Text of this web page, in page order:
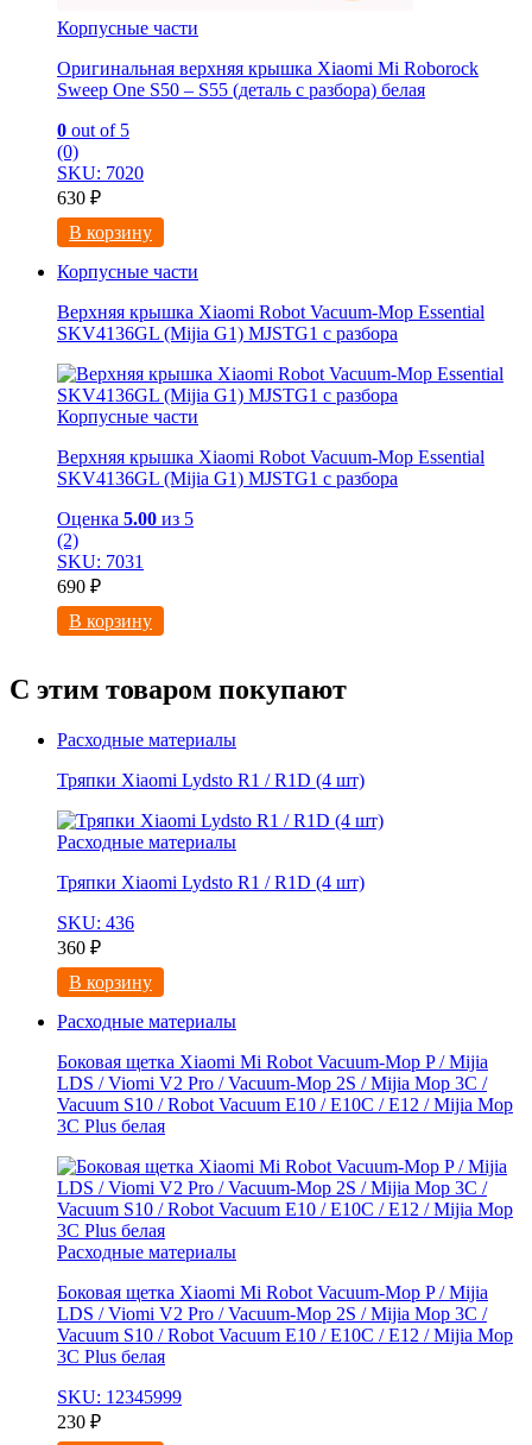
Корпусные части
Оригинальная верхняя крышка Xiaomi Mi Roborock
Sweep One S50 – S55 (деталь с разбора) белая
0 out of 5
(0)
SKU: 7020
630 ₽
В корзину
Корпусные части
Верхняя крышка Xiaomi Robot Vacuum-Mop Essential
SKV4136GL (Mijia G1) MJSTG1 с разбора
Корпусные части
Верхняя крышка Xiaomi Robot Vacuum-Mop Essential
SKV4136GL (Mijia G1) MJSTG1 с разбора
Оценка 5.00 из 5
(2)
SKU: 7031
690 ₽
В корзину
С этим товаром покупают
Расходные материалы
Тряпки Xiaomi Lydsto R1 / R1D (4 шт)
Расходные материалы
Тряпки Xiaomi Lydsto R1 / R1D (4 шт)
SKU: 436
360 ₽
В корзину
Расходные материалы
Боковая щетка Xiaomi Mi Robot Vacuum-Mop P / Mijia
LDS / Viomi V2 Pro / Vacuum-Mop 2S / Mijia Mop 3C /
Vacuum S10 / Robot Vacuum E10 / E10C / E12 / Mijia Mop
3С Рlus белая
Расходные материалы
Боковая щетка Xiaomi Mi Robot Vacuum-Mop P / Mijia
LDS / Viomi V2 Pro / Vacuum-Mop 2S / Mijia Mop 3C /
Vacuum S10 / Robot Vacuum E10 / E10C / E12 / Mijia Mop
3С Рlus белая
SKU: 12345999
230 ₽